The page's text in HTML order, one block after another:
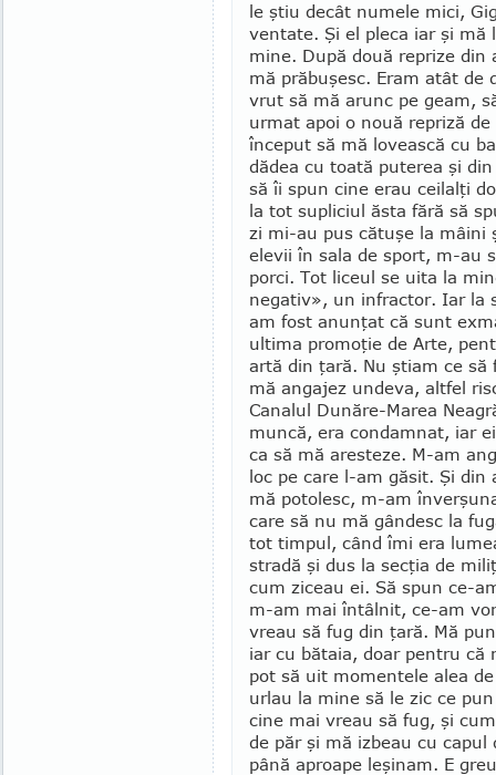
le ştiu decât nu­mele mici,
ven­tate. Şi el pleca iar şi mă
mine. După două reprize
mă prăbuşesc. Eram atât
vrut să mă arunc pe geam,
urmat apoi o nouă repriză
început să mă lovească cu
dădea cu toată puterea şi
să îi spun cine erau ceilalţi
la tot supliciul ăsta fără să
zi mi-au pus că­tuşe la mâini
elevii în sala de sport, m-au
porci. Tot liceul se uita la
negativ», un infractor. Iar la
am fost anunţat că sunt
ultima promoţie de Arte,
artă din ţară. Nu ştiam ce să
mă anga­jez undeva, altfel
Canalul Dunăre-Marea
muncă, era condamnat, iar
ca să mă aresteze. M-am
loc pe care l-am găsit. Şi
mă poto­lesc, m-am
care să nu mă gân­desc la
tot timpul, când îmi era
stradă şi dus la secţia de
cum zi­ceau ei. Să spun ce-
m-am mai întâlnit, ce-am
vreau să fug din ţară. Mă
iar cu bătaia, doar pentru
pot să uit momentele alea
urlau la mine să le zic ce
cine mai vreau să fug, şi
de păr şi mă izbeau cu capul
până aproape leşinam. E